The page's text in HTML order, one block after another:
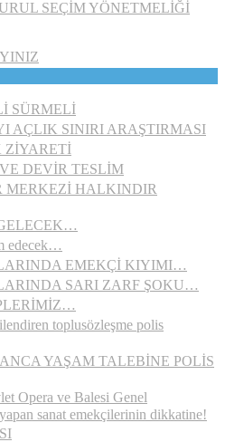
SEÇİM YÖNETMELİĞİ
SÜRMELİ
AÇLIK SINIRI ARAŞTIRMASI
ZİYARETİ
DEVİR TESLİM
MERKEZİ HALKINDIR
edecek…
EMEKÇİ KIYIMI…
SARI ZARF ŞOKU…
toplusözleşme polis
YAŞAM TALEBİNE POLİS
Opera ve Balesi Genel
sanat emekçilerinin dikkatine!